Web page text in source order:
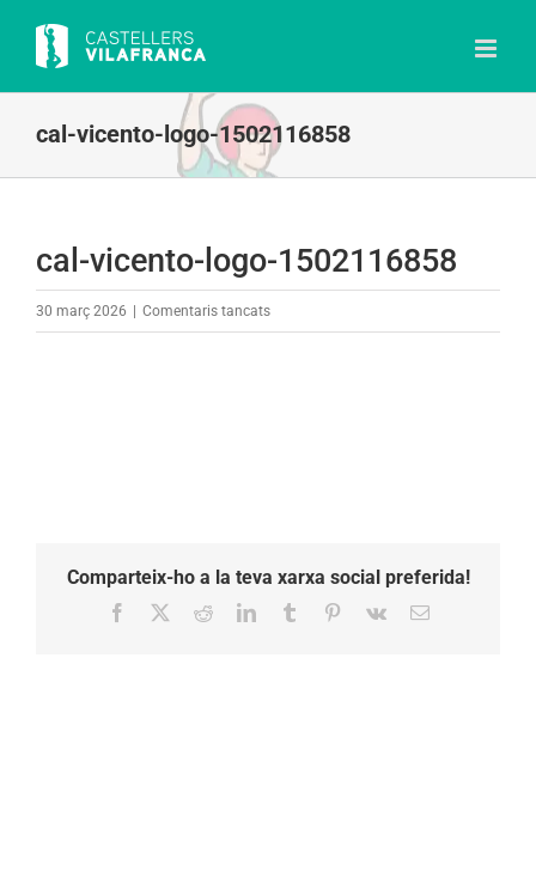
content
cal-vicento-logo-1502116858
cal-vicento-logo-1502116858
30 març 2026 Comentaris tancatsa
Comparteix-ho a la teva xarxa social preferida!
Facebook RedditLinkedInTumblr Pinterest
Vk Email: